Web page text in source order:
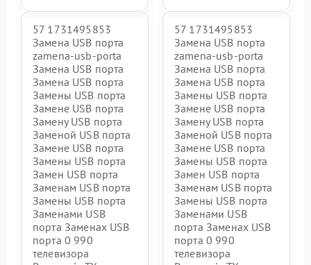
57 1731495853
Замена USB порта
zamena-usb-porta
Замена USB порта
Замена USB порта
Замены USB порта
Замене USB порта
Замену USB порта
Заменой USB порта
Замене USB порта
Замены USB порта
Замен USB порта
Заменам USB порта
Замены USB порта
Заменами USB
порта Заменах USB
порта 0 990
телевизора
57 1731495853
Замена USB порта
zamena-usb-porta
Замена USB порта
Замена USB порта
Замены USB порта
Замене USB порта
Замену USB порта
Заменой USB порта
Замене USB порта
Замены USB порта
Замен USB порта
Заменам USB порта
Замены USB порта
Заменами USB
порта Заменах USB
порта 0 990
телевизора